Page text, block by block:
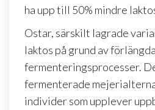
ha upp till 50% mindre
Ostar, särskilt lagrade
laktos på grund av förlängda
fermenteringsprocesser.
fermenterade
individer som upplever